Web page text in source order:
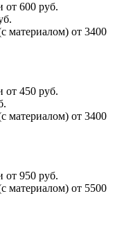
от 600 руб.
материалом) от 3400
от 450 руб.
материалом) от 3400
от 950 руб.
материалом) от 5500